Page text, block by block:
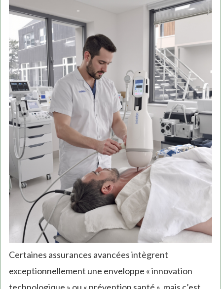
Certaines assurances avancées intègrent
exceptionnellement une enveloppe « innovation